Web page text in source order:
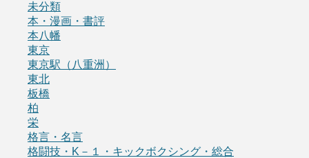
未分類
本・漫画・書評
本八幡
東京
東京駅（八重洲）
東北
板橋
柏
栄
格言・名言
格闘技・K－１・キックボクシング・総合